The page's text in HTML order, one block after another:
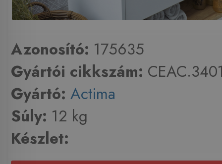
Azonosító: 175635
Gyártói cikkszám:
Gyártó: Actima
Súly: 12 kg
Készlet: